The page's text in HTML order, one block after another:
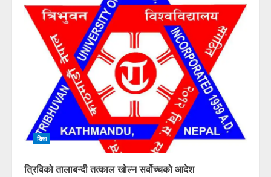
शिक्षा
त्रिविको तालाबन्दी तत्काल खोल्न सर्वोच्चको आदेश